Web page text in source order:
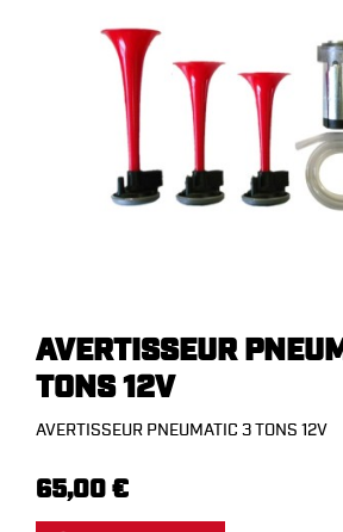
AVERTISSEUR
TONS 12V
AVERTISSEUR PNEUMATIC 3 TONS 12V
65,00 €